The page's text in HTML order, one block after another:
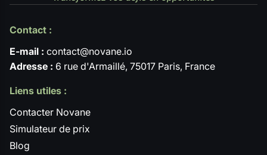
Contact :
E-mail : contact@novane.io
Adresse : 6 rue d'Armaillé, 75017 Paris, France
Liens utiles :
Contacter Novane
Simulateur de prix
Blog